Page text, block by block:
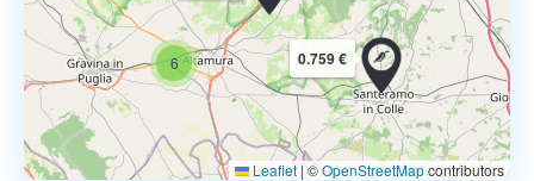
6 0.759 €
Leaflet | ©OpenStreetMapcontributors